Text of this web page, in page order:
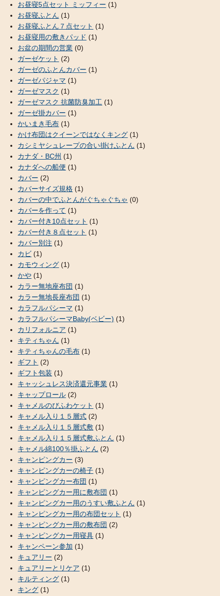
お昼寝5点セット ミッフィー (1)
お昼寝ふとん (1)
お昼寝ふとん７点セット (1)
お昼寝用の敷きパッド (1)
お盆の期間の営業 (0)
ガーゼケット (2)
ガーゼのふとんカバー (1)
ガーゼパジャマ (1)
ガーゼマスク (1)
ガーゼマスク 抗菌防臭加工 (1)
ガーゼ掛カバー (1)
かいまき毛布 (1)
かけ布団はクイーンではなくキング (1)
カシミヤシュレープの合い掛けふとん (1)
カナダ・BC州 (1)
カナダへの船便 (1)
カバー (2)
カバーサイズ規格 (1)
カバーの中でふとんがぐちゃぐちゃ (0)
カバーを作って (1)
カバー付き10点セット (1)
カバー付き８点セット (1)
カバー別注 (1)
カビ (1)
カモウィング (1)
かや (1)
カラー無地座布団 (1)
カラー無地長座布団 (1)
カラフルパシーマ (1)
カラフルパシーマBaby(ベビー) (1)
カリフォルニア (1)
キティちゃん (1)
キティちゃんの毛布 (1)
ギフト (2)
ギフト包装 (1)
キャッシュレス決済還元事業 (1)
キャップロール (2)
キャメルのびふわケット (1)
キャメル入り１５層式 (2)
キャメル入り１５層式敷 (1)
キャメル入り１５層式敷ふとん (1)
キャメル綿100％掛ふとん (2)
キャンピングカー (3)
キャンピングカーの椅子 (1)
キャンピングカー布団 (1)
キャンピングカー用に敷布団 (1)
キャンピングカー用のうすい敷ふとん (1)
キャンピングカー用の布団セット (1)
キャンピングカー用の敷布団 (2)
キャンピングカー用寝具 (1)
キャンペーン参加 (1)
キュアリー (2)
キュアリーとリケア (1)
キルティング (1)
キング (1)